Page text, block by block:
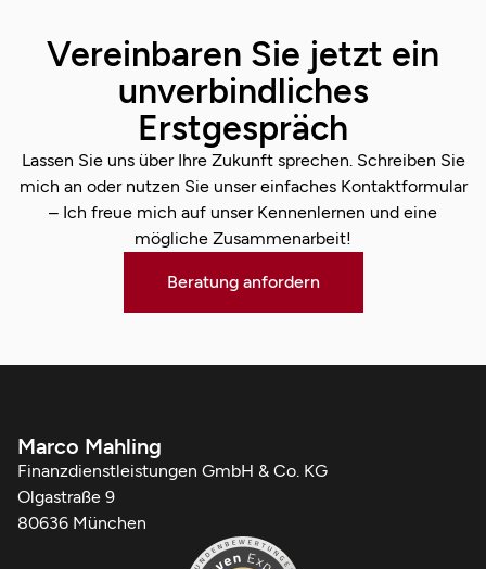
Vereinbaren Sie jetzt ein
unverbindliches
Erstgespräch
Lassen Sie uns über Ihre Zukunft sprechen. Schreiben Sie
mich an oder nutzen Sie unser einfaches Kontaktformular
– Ich freue mich auf unser Kennenlernen und eine
mögliche Zusammenarbeit!
Beratung anfordern
Marco Mahling
Finanzdienstleistungen GmbH & Co. KG
Olgastraße 9
80636 München